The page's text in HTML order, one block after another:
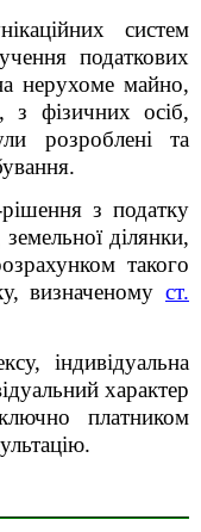
систем
податкових
нерухоме майно,
з фізичних осіб,
розроблені та
з податку
ділянки,
такого
визначеному ст.
індивідуальна
характер
платником